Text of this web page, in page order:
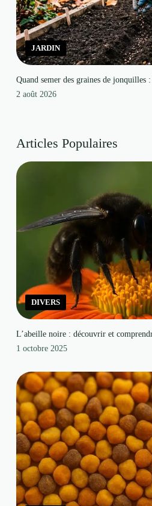
JARDIN
Quand semer des graines de jonquilles
2 août 2026
Articles Populaires
DIVERS
L’abeille noire : découvrir et
1 octobre 2025